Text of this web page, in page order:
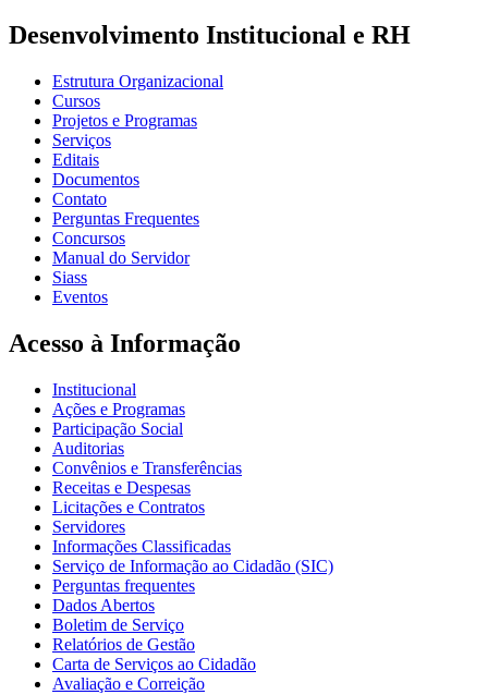
Desenvolvimento Institucional e RH
Estrutura Organizacional
Cursos
Projetos e Programas
Serviços
Editais
Documentos
Contato
Perguntas Frequentes
Concursos
Manual do Servidor
Siass
Eventos
Acesso à Informação
Institucional
Ações e Programas
Participação Social
Auditorias
Convênios e Transferências
Receitas e Despesas
Licitações e Contratos
Servidores
Informações Classificadas
Serviço de Informação ao Cidadão (SIC)
Perguntas frequentes
Dados Abertos
Boletim de Serviço
Relatórios de Gestão
Carta de Serviços ao Cidadão
Avaliação e Correição